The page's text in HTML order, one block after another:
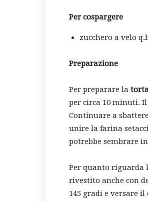
Per cospargere
zucchero a velo
Preparazione
Per preparare la
per circa 10 minuti.
Continuare a
unire la farina
potrebbe sembrare
Per quanto riguarda
rivestito anche con
145 gradi e versare